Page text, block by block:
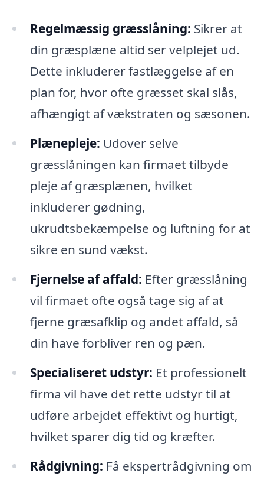
Regelmæssig græsslåning: Sikrer at
din græsplæne altid ser velplejet ud.
Dette inkluderer fastlæggelse af en
plan for, hvor ofte græsset skal slås,
afhængigt af vækstraten og sæsonen.
Plænepleje: Udover selve
græsslåningen kan firmaet tilbyde
pleje af græsplænen, hvilket
inkluderer gødning,
ukrudtsbekæmpelse og luftning for at
sikre en sund vækst.
Fjernelse af affald: Efter græsslåning
vil firmaet ofte også tage sig af at
fjerne græsafklip og andet affald, så
din have forbliver ren og pæn.
Specialiseret udstyr: Et professionelt
firma vil have det rette udstyr til at
udføre arbejdet effektivt og hurtigt,
hvilket sparer dig tid og kræfter.
Rådgivning: Få ekspertrådgivning om